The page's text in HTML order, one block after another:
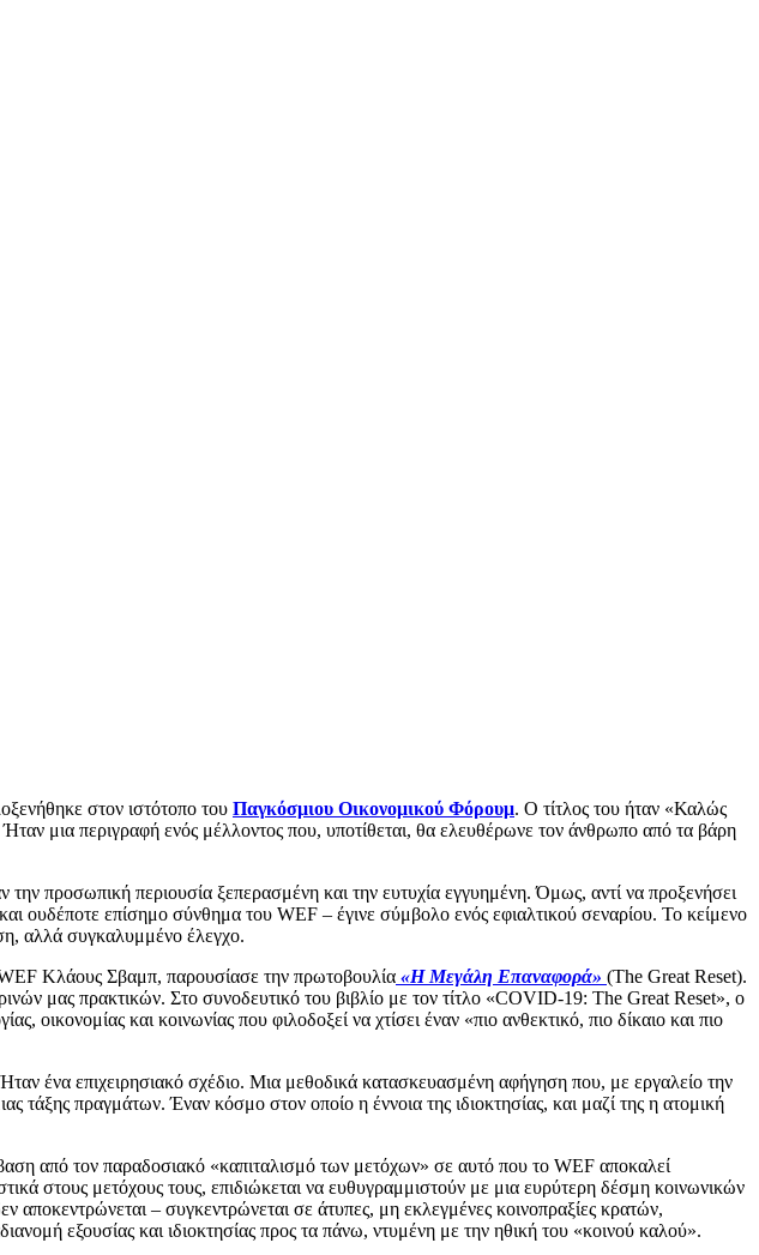
στον ιστότοπο του Παγκόσμιου Οικονομικού Φόρουμ. Ο τίτλος του ήταν «Καλώς
μια περιγραφή ενός μέλλοντος που, υποτίθεται, θα ελευθέρωνε τον άνθρωπο από τα βάρη
προσωπική περιουσία ξεπερασμένη και την ευτυχία εγγυημένη. Όμως, αντί να προξενήσει
ουδέποτε επίσημο σύνθημα του WEF – έγινε σύμβολο ενός εφιαλτικού σεναρίου. Το κείμενο
αλλά συγκαλυμμένο έλεγχο.
Κλάους Σβαμπ, παρουσίασε την πρωτοβουλία «Η Μεγάλη Επαναφορά» (The Great Reset).
μας πρακτικών. Στο συνοδευτικό του βιβλίο με τον τίτλο «COVID-19: The Great Reset», ο
και κοινωνίας που φιλοδοξεί να χτίσει έναν «πιο ανθεκτικό, πιο δίκαιο και πιο
ένα επιχειρησιακό σχέδιο. Μια μεθοδικά κατασκευασμένη αφήγηση που, με εργαλείο την
τάξης πραγμάτων. Έναν κόσμο στον οποίο η έννοια της ιδιοκτησίας, και μαζί της η ατομική
από τον παραδοσιακό «καπιταλισμό των μετόχων» σε αυτό που το WEF αποκαλεί
στους μετόχους τους, επιδιώκεται να ευθυγραμμιστούν με μια ευρύτερη δέσμη κοινωνικών
αποκεντρώνεται – συγκεντρώνεται σε άτυπες, μη εκλεγμένες κοινοπραξίες κρατών,
εξουσίας και ιδιοκτησίας προς τα πάνω, ντυμένη με την ηθική του «κοινού καλού».